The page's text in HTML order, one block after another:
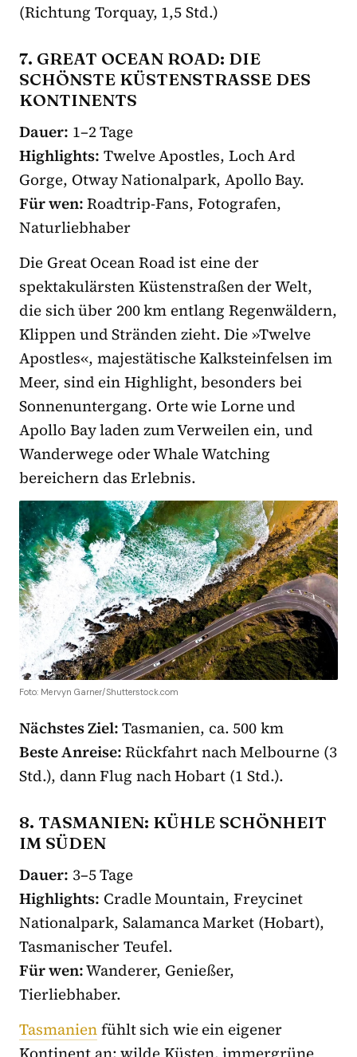
(Richtung Torquay, 1,5 Std.)
7. GREAT OCEAN ROAD: DIE
SCHÖNSTE KÜSTENSTRASSE DES K
ONTINENTS
Dauer: 1–2 Tage
Highlights: Twelve Apostles, Loch Ard
Gorge, Otway Nationalpark, Apollo Bay.
Für wen:Roadtrip-Fans, Fotografen,
Naturliebhaber
Die Great Ocean Road ist eine der
spektakulärsten Küstenstraßen der Welt,
die sich über 200 km entlang Regenwäldern,
Klippen und Stränden zieht. Die »Twelve
Apostles«, majestätische Kalksteinfelsen im
Meer, sind ein Highlight, besonders bei
Sonnenuntergang. Orte wie Lorne und
Apollo Bay laden zum Verweilen ein, und
Wanderwege oder Whale Watching
bereichern das Erlebnis.
Foto: Mervyn Garner/Shutterstock.com
Nächstes Ziel:Tasmanien, ca. 500 km
Beste Anreise:Rückfahrt nach Melbourne (3
Std.), dann Flug nach Hobart (1 Std.).
8. TASMANIEN: KÜHLE SCHÖNHEIT
IM SÜDEN
Dauer: 3–5 Tage
Highlights: Cradle Mountain, Freycinet
Nationalpark, Salamanca Market (Hobart),
Tasmanischer Teufel.
Für wen:Wanderer, Genießer,
Tierliebhaber.
Tasmanienfühlt sich wie ein eigener